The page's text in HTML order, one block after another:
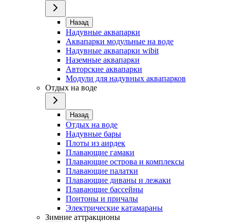
Назад
Надувные аквапарки
Аквапарки модульные на воде
Надувные аквапарки wibit
Наземные аквапарки
Авторские аквапарки
Модули для надувных аквапарков
Отдых на воде
Назад
Отдых на воде
Надувные бары
Плоты из аирдек
Плавающие гамаки
Плавающие острова и комплексы
Плавающие палатки
Плавающие диваны и лежаки
Плавающие бассейны
Понтоны и причалы
Электрические катамараны
Зимние аттракционы